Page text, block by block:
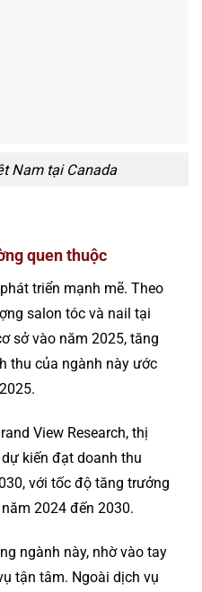
Nam tại Canada
quen thuộc
triển mạnh mẽ. Theo
salon tóc và nail tại
sở vào năm 2025, tăng
thu của ngành này ước
View Research, thị
kiến đạt doanh thu
với tốc độ tăng trưởng
2024 đến 2030.
ngành này, nhờ vào tay
tận tâm. Ngoài dịch vụ